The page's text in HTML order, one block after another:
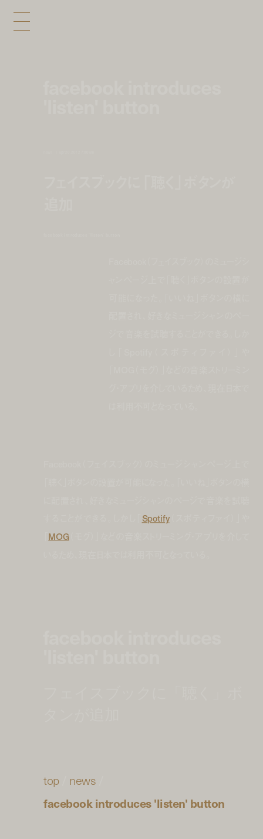
Spotify（スポティファイ）」や
MOG（モグ）」などの音楽ストリーミング・アプリを介して
top/ news
facebook introduces 'listen' button